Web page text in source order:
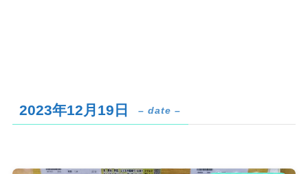
2023年12月19日 – date –